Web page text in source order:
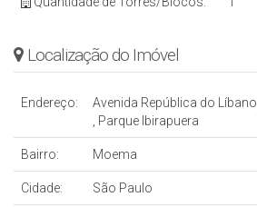
Localização do Imóvel
Endereço: Avenida República do Líbano
, Parque Ibirapuera
Bairro: Moema
Cidade: São Paulo